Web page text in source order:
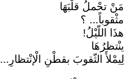
مَنْ تحْملُ قلْبَهَا
مثْقوباً... ؟
هذَا اللّيْلُ!
ينْتظرُهَا
لِيمْلأَ الثّقوبَ بقطْنِ الْإنْتظارِ...